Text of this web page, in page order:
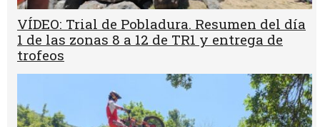
VÍDEO: Trial de Pobladura. Resumen del día
1 de las zonas 8 a 12 de TR1 y entrega de
trofeos